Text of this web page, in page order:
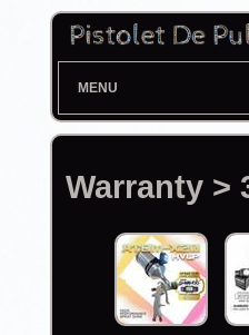
MENU
Warranty >